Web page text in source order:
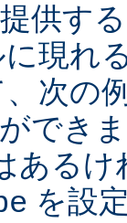
供す
現れ
次の
でき
ある
を設